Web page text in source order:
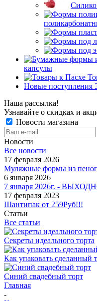
капсулы
Новые поступления
Наша рассылка!
Узнавайте о скидках и
Новости магазина
Новости
Все новости
17 февраля 2026
Муляжные формы из
6 января 2026
7 января 2026г. -
17 февраля 2023
Шантипак от 259Руб!!!
Статьи
Все статьи
Секреты идеального торта
Как упаковать сделанный
Синий свадебный торт
Главная
-